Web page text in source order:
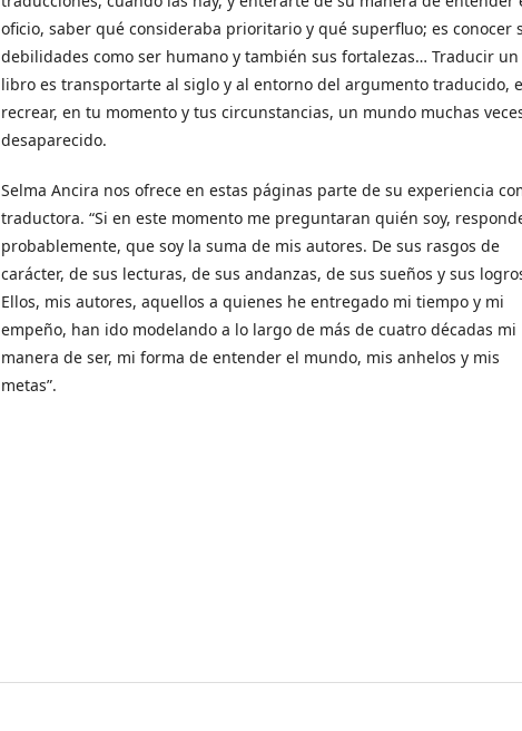
oficio, saber qué consideraba prioritario y qué superfluo; es conocer
debilidades como ser humano y también sus fortalezas… Traducir un
libro es transportarte al siglo y al entorno del argumento traducido,
recrear, en tu momento y tus circunstancias, un mundo muchas
desaparecido.
Selma Ancira nos ofrece en estas páginas parte de su experiencia
traductora. “Si en este momento me preguntaran quién soy,
probablemente, que soy la suma de mis autores. De sus rasgos de
carácter, de sus lecturas, de sus andanzas, de sus sueños y sus
Ellos, mis autores, aquellos a quienes he entregado mi tiempo y mi
empeño, han ido modelando a lo largo de más de cuatro décadas mi
manera de ser, mi forma de entender el mundo, mis anhelos y mis
metas”.